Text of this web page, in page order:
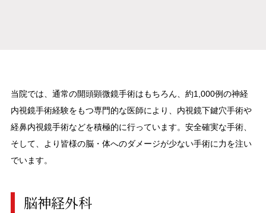
当院では、通常の開頭顕微鏡手術はもちろん、約1,000例の神経
内視鏡手術経験をもつ専門的な医師により、 内視鏡下鍵穴手術や
経鼻内視鏡手術などを積極的に行っています。安全確実な手術、
そして、より皆様の脳・体へのダメージが少ない手術に力を注い
でいます。
脳神経外科